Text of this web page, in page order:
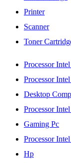
Printer
Scanner
Toner
Processor
Processor
Desktop
Processor
Gaming Pc
Processor
Hp